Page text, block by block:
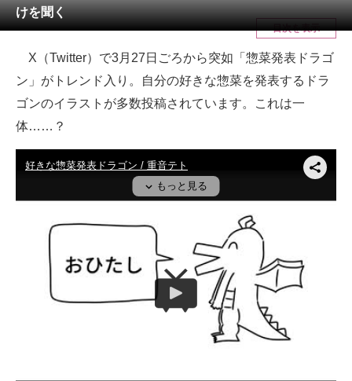
メディア
注目記事を集めた総合ページ
ITの今と未来を見通す
スマホと通信の最新トレンド
好きが集まる 比べて選べる
ビジネスと働き方のヒント
AI活用のいまが分かる
企業ITのトレンドを詳説
経営リーダーのコミュニティ
けを聞く
目次を表示
X（Twitter）で3月27日ごろから突如「惣菜発表ドラゴ
ン」がトレンド入り。自分の好きな惣菜を発表するドラ
ゴンのイラストが多数投稿されています。これは一
体……？